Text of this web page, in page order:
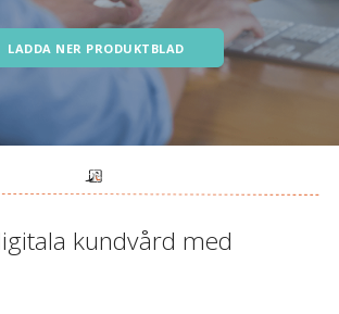
LADDA NER PRODUKTBLAD
kundvård med